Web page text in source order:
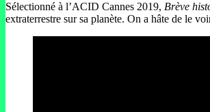
Sélectionné à l’ACID Cannes 2019, Brève
extraterrestre sur sa planète. On a hâte de le